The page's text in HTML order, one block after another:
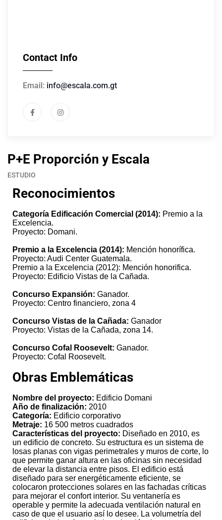
Contact Info
Email: info@escala.com.gt
P+E Proporción y Escala
ESTUDIO
Reconocimientos
Categoría Edificación Comercial (2014): Premio a la
Excelencia.
Proyecto: Domani.
Premio a la Excelencia (2014): Mención honorífica.
Proyecto: Audi Center Guatemala.
Premio a la Excelencia (2012): Mención honorifica.
Proyecto: Edificio Vistas de la Cañada.
Concurso Expansión: Ganador.
Proyecto: Centro financiero, zona 4
Concurso Vistas de la Cañada: Ganador
Proyecto: Vistas de la Cañada, zona 14.
Concurso Cofal Roosevelt: Ganador.
Proyecto: Cofal Roosevelt.
Obras Emblemáticas
Nombre del proyecto: Edificio Domani
Año de finalización: 2010
Categoría: Edificio corporativo
Metraje: 16 500 metros cuadrados
Características del proyecto: Diseñado en 2010, es
un edificio de concreto. Su estructura es un sistema de
losas planas con vigas perimetrales y muros de corte, lo
que permite ganar altura en las oficinas sin necesidad
de elevar la distancia entre pisos. El edificio está
diseñado para ser energéticamente eficiente, se
colocaron protecciones solares en las fachadas críticas
para mejorar el confort interior. Su ventanería es
operable y permite la adecuada ventilación natural en
caso de que el usuario así lo desee. La volumetría del